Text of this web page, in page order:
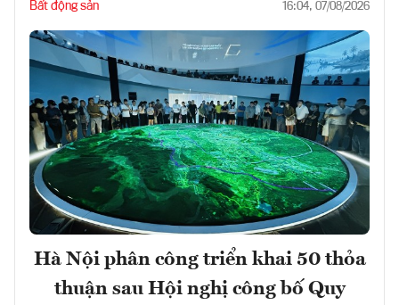
Bất động sản 16:04, 07/08/2026
Hà Nội phân công triển khai 50 thỏa
thuận sau Hội nghị công bố Quy